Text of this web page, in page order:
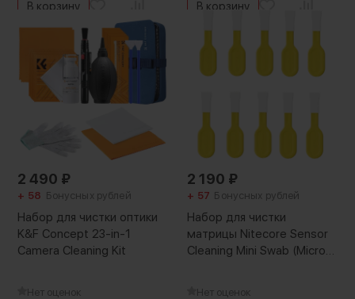
В корзину В корзину
2 490 ₽
+ 58 Бонусных рублей
Набор для чистки оптики
K&F Concept 23-in-1
Camera Cleaning Kit
Нет оценок
2 190 ₽
+ 57 Бонусных рублей
Набор для чистки
матрицы Nitecore Sensor
Cleaning Mini Swab (Micro
Нет оценок